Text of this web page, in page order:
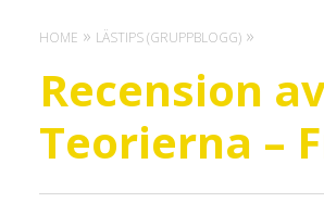
HOME LÄSTIPS (GRUPPBLOGG)
Recension
Teorierna –